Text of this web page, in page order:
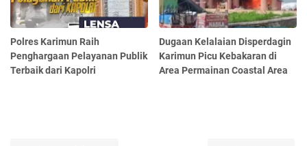
Polres Karimun Raih
Penghargaan Pelayanan Publik
Terbaik dari Kapolri
Dugaan Kelalaian Disperdagin
Karimun Picu Kebakaran di
Area Permainan Coastal Area